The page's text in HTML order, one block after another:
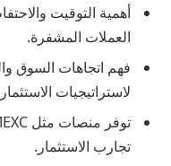
أهمية التوقيت
العملات المشفرة.
فهم اتجاهات السوق
لاستراتيجيات
تجارب الاستثمار.